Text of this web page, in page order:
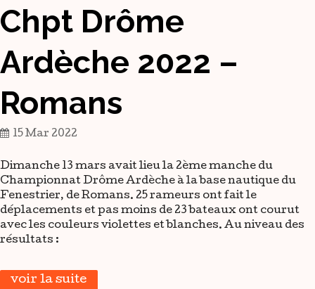
Chpt Drôme
Ardèche 2022 –
Romans
15 Mar 2022
Dimanche 13 mars avait lieu la 2ème manche du
Championnat Drôme Ardèche à la base nautique du
Fenestrier, de Romans. 25 rameurs ont fait le
déplacements et pas moins de 23 bateaux ont courut
avec les couleurs violettes et blanches. Au niveau des
résultats :
voir la suite